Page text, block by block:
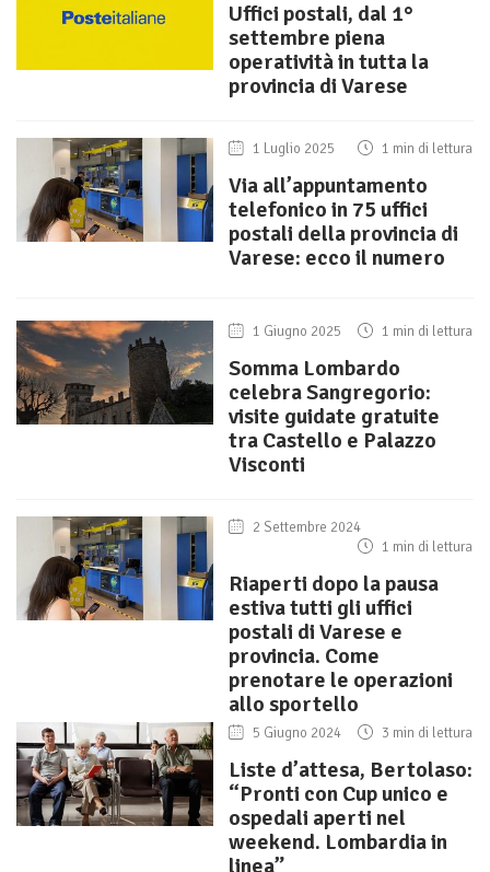
Uffici postali, dal 1°
settembre piena
operatività in tutta la
provincia di Varese
1 Luglio 2025 1 min di lettura
Via all’appuntamento
telefonico in 75 uffici
postali della provincia di
Varese: ecco il numero
1 Giugno 2025 1 min di lettura
Somma Lombardo
celebra Sangregorio:
visite guidate gratuite
tra Castello e Palazzo
Visconti
2 Settembre 2024
1 min di lettura
Riaperti dopo la pausa
estiva tutti gli uffici
postali di Varese e
provincia. Come
prenotare le operazioni
allo sportello
5 Giugno 2024 3 min di lettura
Liste d’attesa, Bertolaso:
“Pronti con Cup unico e
ospedali aperti nel
weekend. Lombardia in
linea”